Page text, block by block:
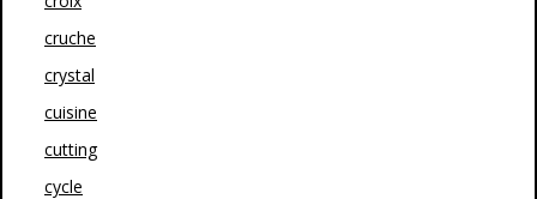
cruche
crystal
cuisine
cutting
cycle